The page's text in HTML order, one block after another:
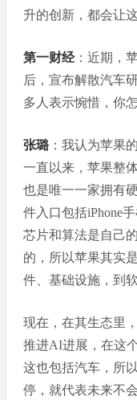
升的创新，都会让
第一财经：近期，
后，宣布解散汽车
多人表示惋惜，你
张璐：我认为苹果
一直以来，苹果整
也是唯一一家拥有
件入口包括iPhone
芯片和算法是自己
的，所以苹果其实
件、基础设施，到
现在，在其生态里
推进AI进展，在这
这也包括汽车，所
停，就代表未来不